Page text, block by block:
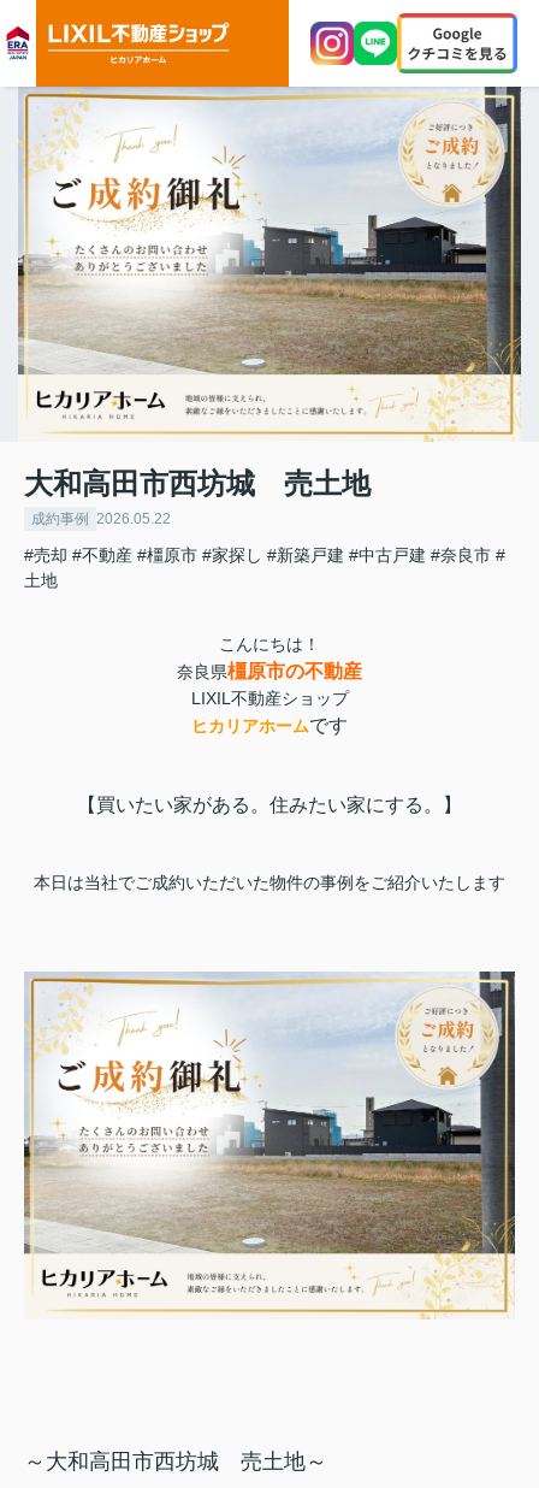
大和高田市西坊城 売土地
成約事例 2026.05.22
#売却 #不動産 #橿原市 #家探し #新築戸建 #中古戸建 #奈良市 #
土地
こんにちは！
奈良県橿原市の不動産
LIXIL不動産ショップ
ヒカリアホームです
【買いたい家がある。住みたい家にする。】
本日は当社でご成約いただいた物件の事例をご紹介いたします‍
～大和高田市西坊城 売土地～